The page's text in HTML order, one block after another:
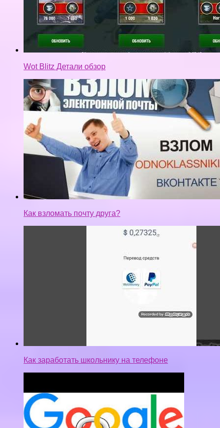
Wot Blitz Детали обзор
Как взломать почту друга?
Как заработать школьнику на телефоне